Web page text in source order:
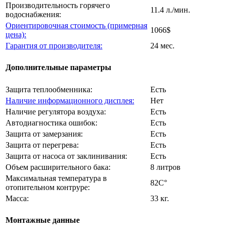
Производительность горячего
водоснабжения:
11.4 л./мин.
Ориентировочная стоимость (примерная
цена):
1066$
Гарантия от производителя:
24 мес.
Дополнительные параметры
Защита теплообменника:
Есть
Наличие информационного дисплея:
Нет
Наличие регулятора воздуха:
Есть
Автодиагностика ошибок:
Есть
Защита от замерзания:
Есть
Защита от перегрева:
Есть
Защита от насоса от заклинивания:
Есть
Объем расширительного бака:
8 литров
Максимальная температура в
отопительном контруре:
82C°
Масса:
33 кг.
Монтажные данные